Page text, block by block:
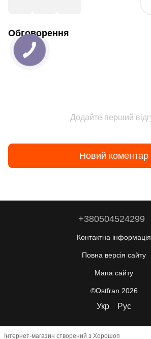
Обговорення
Додайте перший
Новий коментар
+380504524299
Контактна інформація
Повна версія сайту
Мапа сайту
©Ostfran 2026
Укр Рус
Інтернет-магазин створений з Хорошоп